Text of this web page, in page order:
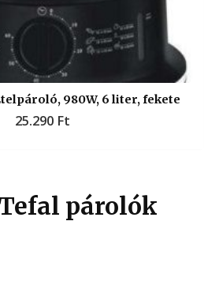
980W, 6 liter, fekete
25.290 Ft
párolók